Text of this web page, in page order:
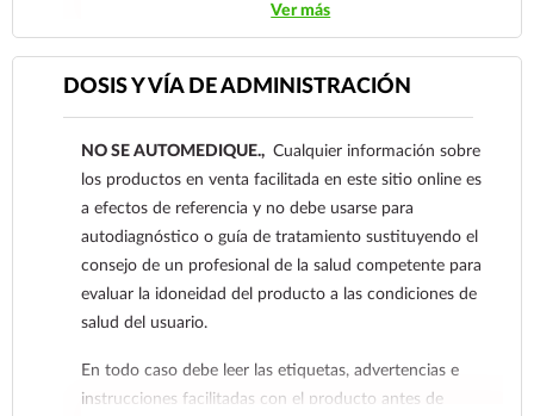
o se necesite un apoyo nutricional adicional por
nutrientes clave como DHA, ARA, Zinc, Hierro,
saludable del bebé.
Ver más
DOSIS Y VÍA DE ADMINISTRACIÓN
NO SE AUTOMEDIQUE., Cualquier información sobre
los productos en venta facilitada en este sitio online es
a efectos de referencia y no debe usarse para
autodiagnóstico o guía de tratamiento sustituyendo el
consejo de un profesional de la salud competente para
evaluar la idoneidad del producto a las condiciones de
salud del usuario.
En todo caso debe leer las etiquetas, advertencias e
instrucciones facilitadas con el producto antes de